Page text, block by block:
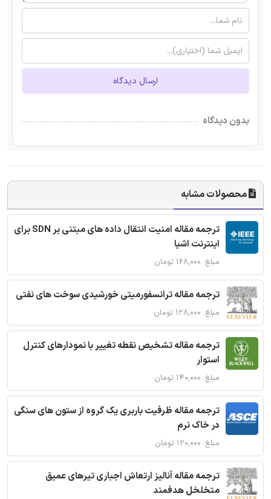
ارسال دیدگاه
بدون دیدگاه
محصولات مشابه
ترجمه مقاله امنیت انتقال داده های مبتنی بر SDN برای
اینترنت اشیا
مبلغ: ۱۶۸,۰۰۰ تومان
ترجمه مقاله ترانسفورمیتی خورشیدی سوخت های نفتی
مبلغ: ۱۲۸,۰۰۰ تومان
ترجمه مقاله تشخیص نقطه تغییر با نمودارهای کنترل
استوار
مبلغ: ۱۴۰,۰۰۰ تومان
ترجمه مقاله ظرفیت باربری یک گروه از ستون های سنگی
در خاک نرم
مبلغ: ۱۲۰,۰۰۰ تومان
ترجمه مقاله آنالیز ارتعاش اجباری تیرهای عمیق
متخلخل هدفمند